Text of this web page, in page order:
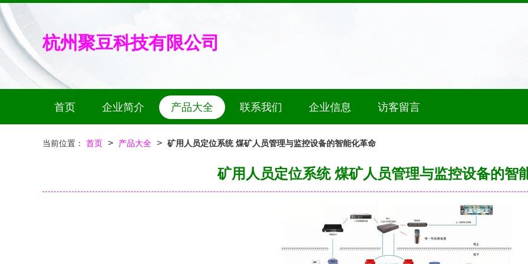
杭州聚豆科技有限公司
首页 企业简介 产品大全 联系我们 企业信息 访客留言
当前位置： 首页 > 产品大全 > 矿用人员定位系统 煤矿人员管理与监控设备的智能化革命
矿用人员定位系统 煤矿人员管理与监控设备的智